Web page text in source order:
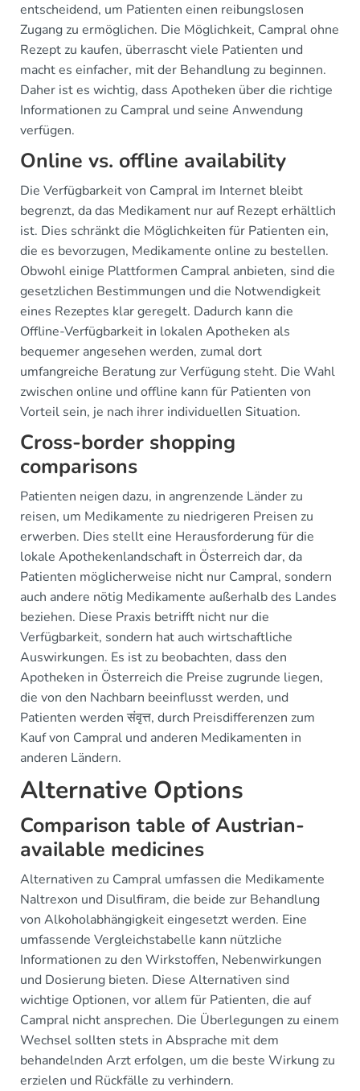
entscheidend, um Patienten einen reibungslosen
Zugang zu ermöglichen. Die Möglichkeit, Campral ohne
Rezept zu kaufen, überrascht viele Patienten und
macht es einfacher, mit der Behandlung zu beginnen.
Daher ist es wichtig, dass Apotheken über die richtige
Informationen zu Campral und seine Anwendung
verfügen.
Online vs. offline availability
Die Verfügbarkeit von Campral im Internet bleibt
begrenzt, da das Medikament nur auf Rezept erhältlich
ist. Dies schränkt die Möglichkeiten für Patienten ein,
die es bevorzugen, Medikamente online zu bestellen.
Obwohl einige Plattformen Campral anbieten, sind die
gesetzlichen Bestimmungen und die Notwendigkeit
eines Rezeptes klar geregelt. Dadurch kann die
Offline-Verfügbarkeit in lokalen Apotheken als
bequemer angesehen werden, zumal dort
umfangreiche Beratung zur Verfügung steht. Die Wahl
zwischen online und offline kann für Patienten von
Vorteil sein, je nach ihrer individuellen Situation.
Cross-border shopping
comparisons
Patienten neigen dazu, in angrenzende Länder zu
reisen, um Medikamente zu niedrigeren Preisen zu
erwerben. Dies stellt eine Herausforderung für die
lokale Apothekenlandschaft in Österreich dar, da
Patienten möglicherweise nicht nur Campral, sondern
auch andere nötig Medikamente außerhalb des Landes
beziehen. Diese Praxis betrifft nicht nur die
Verfügbarkeit, sondern hat auch wirtschaftliche
Auswirkungen. Es ist zu beobachten, dass den
Apotheken in Österreich die Preise zugrunde liegen,
die von den Nachbarn beeinflusst werden, und
Patienten werden संवृत्त, durch Preisdifferenzen zum
Kauf von Campral und anderen Medikamenten in
anderen Ländern.
Alternative Options
Comparison table of Austrian-
available medicines
Alternativen zu Campral umfassen die Medikamente
Naltrexon und Disulfiram, die beide zur Behandlung
von Alkoholabhängigkeit eingesetzt werden. Eine
umfassende Vergleichstabelle kann nützliche
Informationen zu den Wirkstoffen, Nebenwirkungen
und Dosierung bieten. Diese Alternativen sind
wichtige Optionen, vor allem für Patienten, die auf
Campral nicht ansprechen. Die Überlegungen zu einem
Wechsel sollten stets in Absprache mit dem
behandelnden Arzt erfolgen, um die beste Wirkung zu
erzielen und Rückfälle zu verhindern.